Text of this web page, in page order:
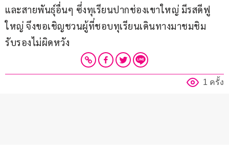
และสายพันธุ์อื่นๆ ซึ่งทุเรียนปากช่องเขาใหญ่ มีรสดีฟู
ใหญ่ จึงขอเชิญชวนผู้ที่ชอบทุเรียนเดินทางมาชมชิม
รับรองไม่ผิดหวัง
1 ครั้ง